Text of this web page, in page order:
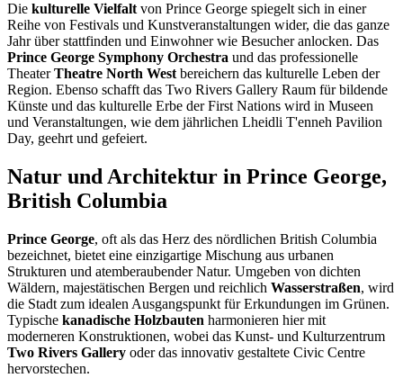
Die kulturelle Vielfalt von Prince George spiegelt sich in einer
Reihe von Festivals und Kunstveranstaltungen wider, die das ganze
Jahr über stattfinden und Einwohner wie Besucher anlocken. Das
Prince George Symphony Orchestra und das professionelle
TheaterTheatre North West bereichern das kulturelle Leben der
Region. Ebenso schafft das Two Rivers Gallery Raum für bildende
Künste und das kulturelle Erbe der First Nations wird in Museen
und Veranstaltungen, wie dem jährlichen Lheidli T'enneh Pavilion
Day, geehrt und gefeiert.
Natur und Architektur in Prince George,
British Columbia
Prince George, oft als das Herz des nördlichen British Columbia
bezeichnet, bietet eine einzigartige Mischung aus urbanen
Strukturen und atemberaubender Natur. Umgeben von dichten
Wäldern, majestätischen Bergen und reichlich Wasserstraßen, wird
die Stadt zum idealen Ausgangspunkt für Erkundungen im Grünen.
Typische kanadische Holzbauten harmonieren hier mit
moderneren Konstruktionen, wobei das Kunst- und Kulturzentrum
Two Rivers Gallery oder das innovativ gestaltete Civic Centre
hervorstechen.